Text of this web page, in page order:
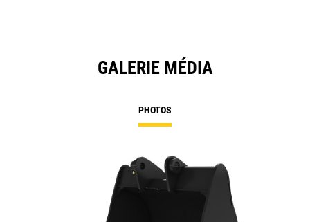
GALERIE MÉDIA
PHOTOS